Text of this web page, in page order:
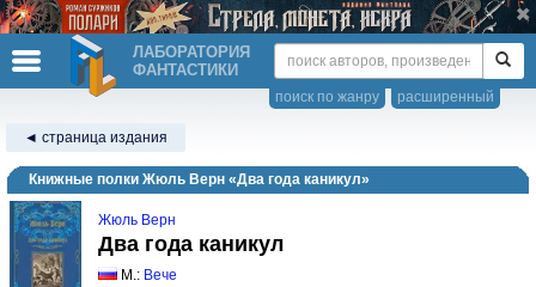
ЛАБОРАТОРИЯ
ФАНТАСТИКИ
расширенный
поиск по жанру
◄ страница издания
Книжные полки Жюль Верн «Два года каникул»
Жюль Верн
Два года каникул
М.: Вече